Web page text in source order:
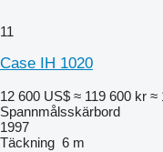
11
Case IH 1020
12 600 US$ ≈ 119 600 kr ≈
Spannmålsskärbord
1997
Täckning 6 m